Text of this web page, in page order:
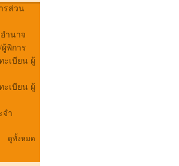
รส่วน
ำนาจ
ผู้พิการ
ะเบียน ผู้
ะเบียน ผู้
จำ
ดูทั้งหมด